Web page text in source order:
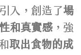
入，創造了場
和真實感，強
取出食物的成